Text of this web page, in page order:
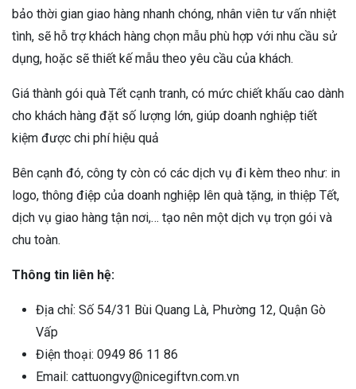
bảo thời gian giao hàng nhanh chóng, nhân viên tư vấn nhiệt
tình, sẽ hỗ trợ khách hàng chọn mẫu phù hợp với nhu cầu sử
dụng, hoặc sẽ thiết kế mẫu theo yêu cầu của khách.
Giá thành gói quà Tết cạnh tranh, có mức chiết khấu cao dành
cho khách hàng đặt số lượng lớn, giúp doanh nghiệp tiết
kiệm được chi phí hiệu quả
Bên cạnh đó, công ty còn có các dịch vụ đi kèm theo như: in
logo, thông điệp của doanh nghiệp lên quà tặng, in thiệp Tết,
dịch vụ giao hàng tận nơi,… tạo nên một dịch vụ trọn gói và
chu toàn.
Thông tin liên hệ:
Địa chỉ: Số 54/31 Bùi Quang Là, Phường 12, Quận Gò
Vấp
Điện thoại: 0949 86 11 86
Email: cattuongvy@nicegiftvn.com.vn